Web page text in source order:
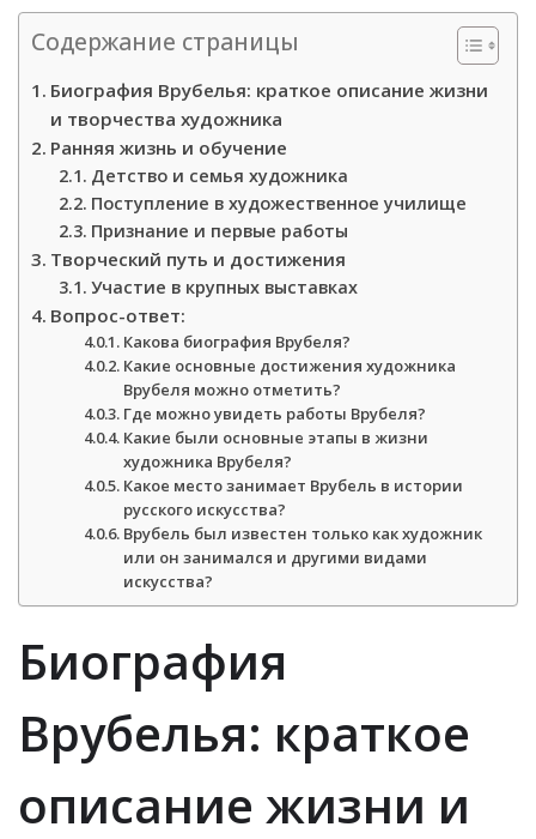
Содержание страницы
Биография Врубелья: краткое описание жизни
и творчества художника
Ранняя жизнь и обучение
Детство и семья художника
Поступление в художественное училище
Признание и первые работы
Творческий путь и достижения
Участие в крупных выставках
Вопрос-ответ:
Какова биография Врубеля?
Какие основные достижения художника
Врубеля можно отметить?
Где можно увидеть работы Врубеля?
Какие были основные этапы в жизни
художника Врубеля?
Какое место занимает Врубель в истории
русского искусства?
Врубель был известен только как художник
или он занимался и другими видами
искусства?
Биография
Врубелья: краткое
описание жизни и